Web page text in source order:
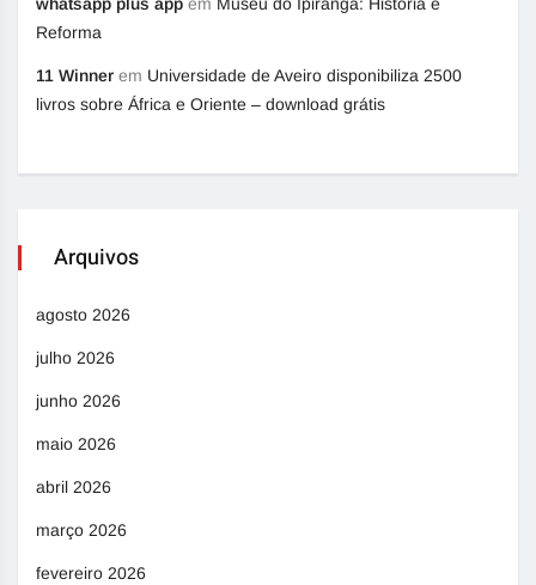
Reforma
11 Winner em Universidade de Aveiro disponibiliza 2500
livros sobre África e Oriente – download grátis
Arquivos
agosto 2026
julho 2026
junho 2026
maio 2026
abril 2026
março 2026
fevereiro 2026